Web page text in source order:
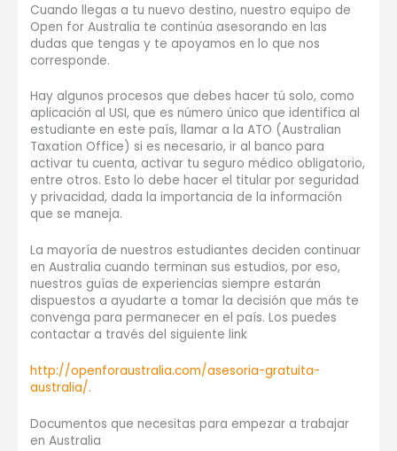
Cuando llegas a tu nuevo destino, nuestro equipo de
Open for Australia te continúa asesorando en las
dudas que tengas y te apoyamos en lo que nos
corresponde.
Hay algunos procesos que debes hacer tú solo, como
aplicación al USI, que es número único que identifica al
estudiante en este país, llamar a la ATO (Australian
Taxation Office) si es necesario, ir al banco para
activar tu cuenta, activar tu seguro médico obligatorio,
entre otros. Esto lo debe hacer el titular por seguridad
y privacidad, dada la importancia de la información
que se maneja.
La mayoría de nuestros estudiantes deciden continuar
en Australia cuando terminan sus estudios, por eso,
nuestros guías de experiencias siempre estarán
dispuestos a ayudarte a tomar la decisión que más te
convenga para permanecer en el país. Los puedes
contactar a través del siguiente link
http://openforaustralia.com/asesoria-gratuita-
australia/.
Documentos que necesitas para empezar a trabajar
en Australia